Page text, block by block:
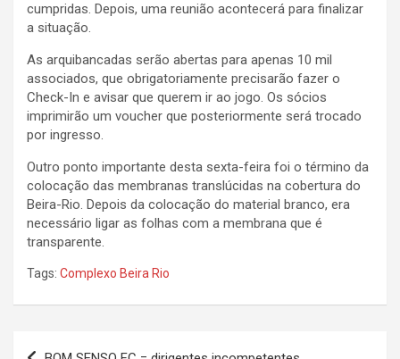
cumpridas. Depois, uma reunião acontecerá para finalizar
a situação.
As arquibancadas serão abertas para apenas 10 mil
associados, que obrigatoriamente precisarão fazer o
Check-In e avisar que querem ir ao jogo. Os sócios
imprimirão um voucher que posteriormente será trocado
por ingresso.
Outro ponto importante desta sexta-feira foi o término da
colocação das membranas translúcidas na cobertura do
Beira-Rio. Depois da colocação do material branco, era
necessário ligar as folhas com a membrana que é
transparente.
Tags: Complexo Beira Rio
Navegação